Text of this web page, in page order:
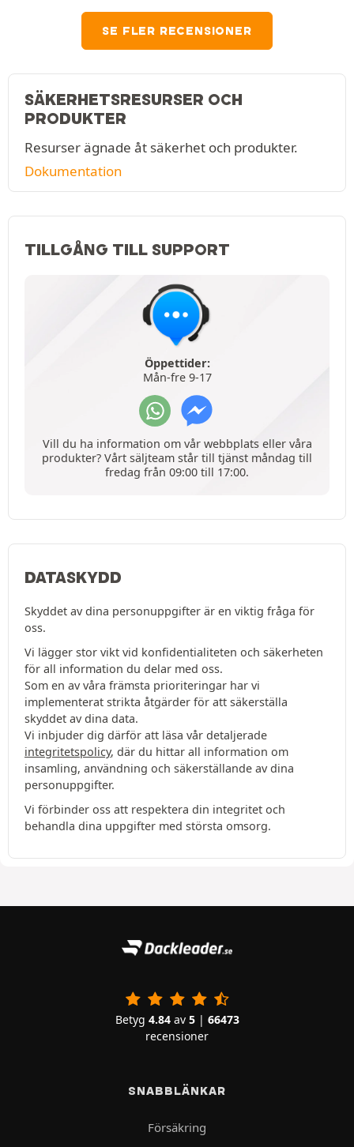
SE FLER RECENSIONER
SÄKERHETSRESURSER OCH
PRODUKTER
Resurser ägnade åt säkerhet och produkter.
Dokumentation
TILLGÅNG TILL SUPPORT
Öppettider:
Mån-fre 9-17
Vill du ha information om vår webbplats eller våra
produkter? Vårt säljteam står till tjänst måndag till
fredag från 09:00 till 17:00.
DATASKYDD
Skyddet av dina personuppgifter är en viktig fråga för
oss.
Vi lägger stor vikt vid konfidentialiteten och säkerheten
för all information du delar med oss.
Som en av våra främsta prioriteringar har vi
implementerat strikta åtgärder för att säkerställa
skyddet av dina data.
Vi inbjuder dig därför att läsa vår detaljerade
integritetspolicy, där du hittar all information om
insamling, användning och säkerställande av dina
personuppgifter.
Vi förbinder oss att respektera din integritet och
behandla dina uppgifter med största omsorg.
Betyg 4.84av 5| 66473
recensioner
SNABBLÄNKAR
Försäkring